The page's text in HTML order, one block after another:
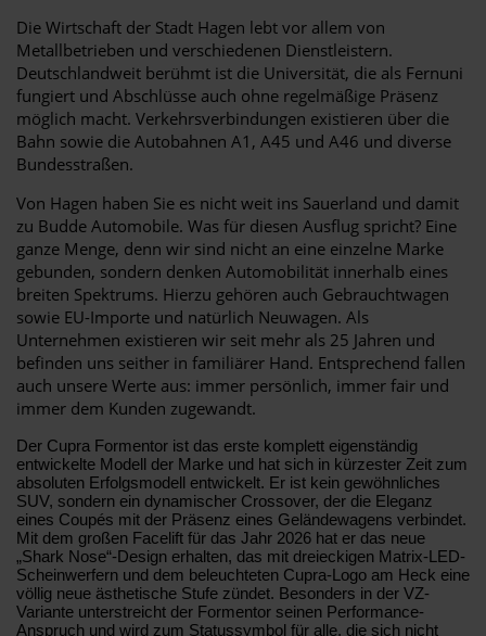
Die Wirtschaft der Stadt Hagen lebt vor allem von
Metallbetrieben und verschiedenen Dienstleistern.
Deutschlandweit berühmt ist die Universität, die als Fernuni
fungiert und Abschlüsse auch ohne regelmäßige Präsenz
möglich macht. Verkehrsverbindungen existieren über die
Bahn sowie die Autobahnen A1, A45 und A46 und diverse
Bundesstraßen.
Von Hagen haben Sie es nicht weit ins Sauerland und damit
zu Budde Automobile. Was für diesen Ausflug spricht? Eine
ganze Menge, denn wir sind nicht an eine einzelne Marke
gebunden, sondern denken Automobilität innerhalb eines
breiten Spektrums. Hierzu gehören auch Gebrauchtwagen
sowie EU-Importe und natürlich Neuwagen. Als
Unternehmen existieren wir seit mehr als 25 Jahren und
befinden uns seither in familiärer Hand. Entsprechend fallen
auch unsere Werte aus: immer persönlich, immer fair und
immer dem Kunden zugewandt.
Der Cupra Formentor ist das erste komplett eigenständig
entwickelte Modell der Marke und hat sich in kürzester Zeit zum
absoluten Erfolgsmodell entwickelt. Er ist kein gewöhnliches
SUV, sondern ein dynamischer Crossover, der die Eleganz
eines Coupés mit der Präsenz eines Geländewagens verbindet.
Mit dem großen Facelift für das Jahr 2026 hat er das neue
„Shark Nose“-Design erhalten, das mit dreieckigen Matrix-LED-
Scheinwerfern und dem beleuchteten Cupra-Logo am Heck eine
völlig neue ästhetische Stufe zündet. Besonders in der VZ-
Variante unterstreicht der Formentor seinen Performance-
Anspruch und wird zum Statussymbol für alle, die sich nicht